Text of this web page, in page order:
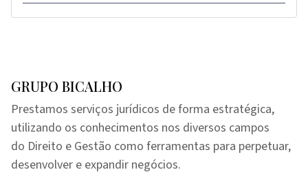
GRUPO BICALHO
Prestamos serviços jurídicos de forma estratégica,
utilizando os conhecimentos nos diversos campos
do Direito e Gestão como ferramentas para perpetuar,
desenvolver e expandir negócios.